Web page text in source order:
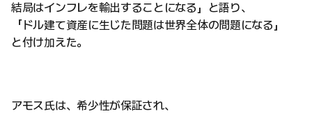
結局はインフレを輸出することになる」と語り、
「ドル建て資産に生じた問題は世界全体の問題になる」
と付け加えた。
アモス氏は、希少性が保証され、